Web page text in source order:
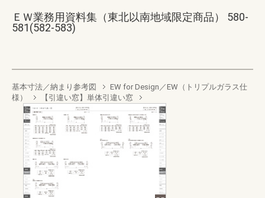
ＥＷ業務用資料集（東北以南地域限定商品） 580-
581(582-583)
基本寸法／納まり参考図
EW for Design／EW（トリプルガラス仕
様）
【引違い窓】単体引違い窓